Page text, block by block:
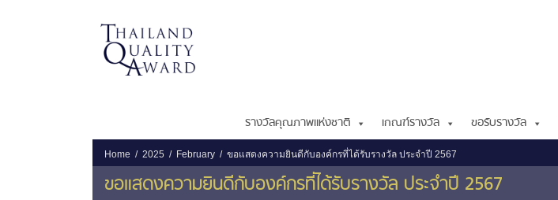
รางวัลคุณภาพแห่งชาติ เกณฑ์รางวัล ขอรับรางวัล
Home 2025 February ขอแสดงความยินดีกับองค์กรที่ได้รับรางวัล ประจำปี 2567
ขอแสดงความยินดีกับองค์กรที่ได้รับรางวัล ประจำปี 2567